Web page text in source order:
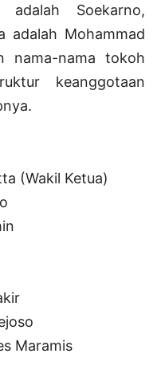
adalah Soekarno,
adalah Mohammad
nama-nama tokoh
keanggotaan
(Wakil Ketua)
Maramis